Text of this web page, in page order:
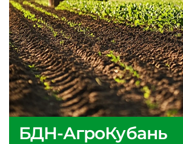
БДН-АгроКубань